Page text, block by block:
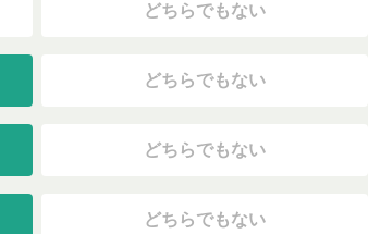
どちらでもない
どちらでもない
どちらでもない
どちらでもない